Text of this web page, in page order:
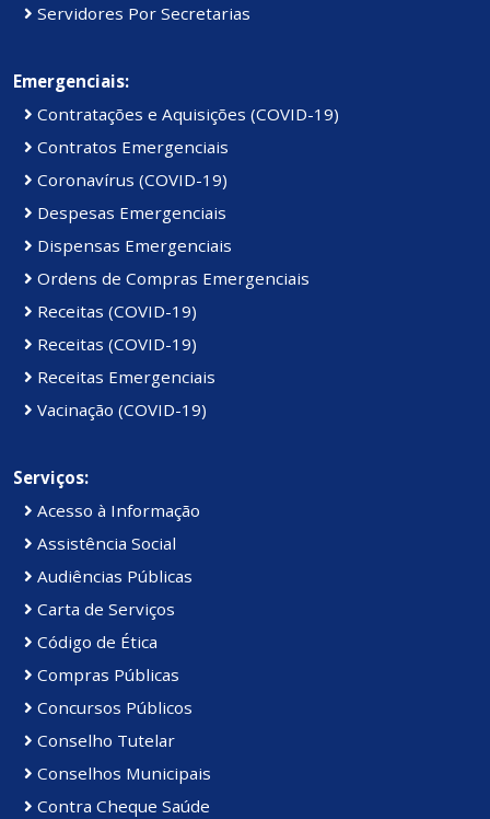
Servidores Por Secretarias
Emergenciais:
Contratações e Aquisições (COVID-19)
Contratos Emergenciais
Coronavírus (COVID-19)
Despesas Emergenciais
Dispensas Emergenciais
Ordens de Compras Emergenciais
Receitas (COVID-19)
Receitas (COVID-19)
Receitas Emergenciais
Vacinação (COVID-19)
Serviços:
Acesso à Informação
Assistência Social
Audiências Públicas
Carta de Serviços
Código de Ética
Compras Públicas
Concursos Públicos
Conselho Tutelar
Conselhos Municipais
Contra Cheque Saúde